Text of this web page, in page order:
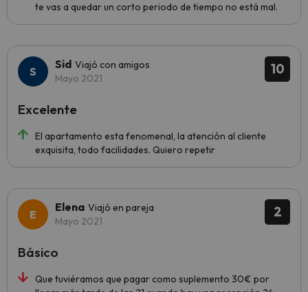
te vas a quedar un corto periodo de tiempo no está mal.
10
Sid Viajó con amigos
Mayo 2021
El apartamento esta fenomenal, la atención al cliente
exquisita, todo facilidades. Quiero repetir
Excelente
2
Elena Viajó en pareja
Mayo 2021
Que tuviéramos que pagar como suplemento 30€ por
Básico